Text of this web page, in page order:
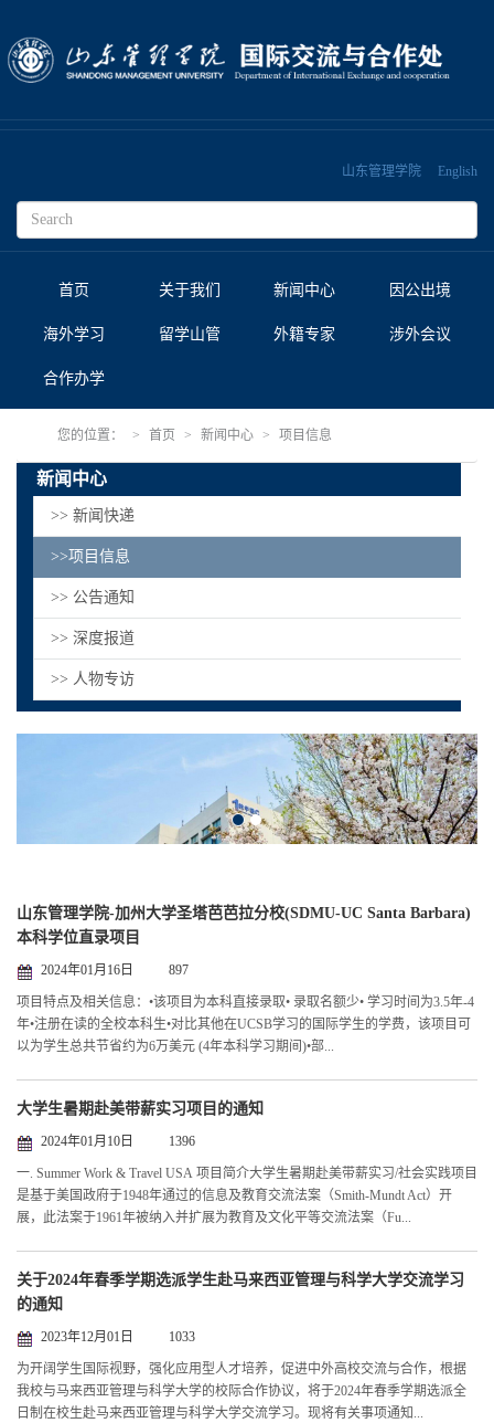
山东管理学院 English
首页 关于我们 新闻中心 因公出境
海外学习 留学山管 外籍专家 涉外会议
合作办学
您的位置： 首页 新闻中心 项目信息
新闻中心
>> 新闻快递
>>项目信息
>> 公告通知
>> 深度报道
>> 人物专访
山东管理学院-加州大学圣塔芭芭拉分校(SDMU-UC Santa Barbara)
本科学位直录项目
2024年01月16日 897
​项目特点及相关信息：•该项目为本科直接录取• 录取名额少• 学习时间为3.5年-4
年•注册在读的全校本科生•对比其他在UCSB学习的国际学生的学费，该项目可
以为学生总共节省约为6万美元 (4年本科学习期间)•部...
大学生暑期赴美带薪实习项目的通知
2024年01月10日 1396
一. Summer Work & Travel USA 项目简介大学生暑期赴美带薪实习/社会实践项目
是基于美国政府于1948年通过的信息及教育交流法案（Smith-Mundt Act）开
展，此法案于1961年被纳入并扩展为教育及文化平等交流法案（Fu...
关于2024年春季学期选派学生赴马来西亚管理与科学大学交流学习
的通知
2023年12月01日 1033
为开阔学生国际视野，强化应用型人才培养，促进中外高校交流与合作，根据
我校与马来西亚管理与科学大学的校际合作协议，将于2024年春季学期选派全
日制在校生赴马来西亚管理与科学大学交流学习。现将有关事项通知...